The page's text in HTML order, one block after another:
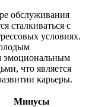
обслуживания
сталкиваться с
условиях.
эмоциональным
что является
карьеры.
Минусы